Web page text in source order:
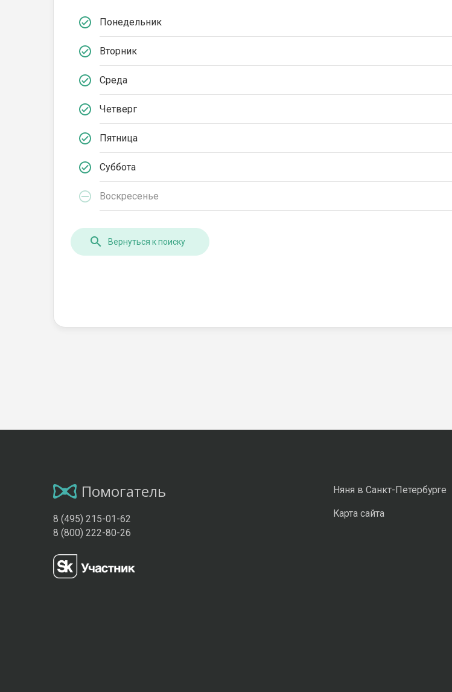
Понедельник
Вторник
Среда
Четверг
Пятница
Суббота
Воскресенье
Вернуться к поиску
Помогатель
8 (495) 215-01-62
8 (800) 222-80-26
Няня в Санкт-Петербурге
Карта сайта